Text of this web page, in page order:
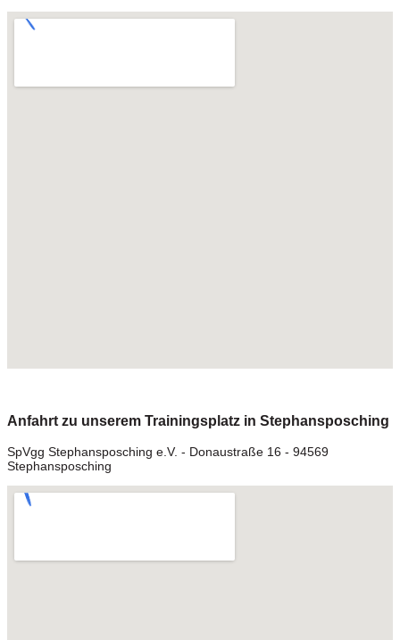
Anfahrt zu unserem Trainingsplatz in Stephansposching
SpVgg Stephansposching e.V. - Donaustraße 16 - 94569
Stephansposching